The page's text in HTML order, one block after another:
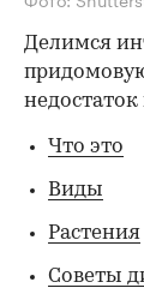
Делимся
недостаток
Что это
Виды
Растения
Советы